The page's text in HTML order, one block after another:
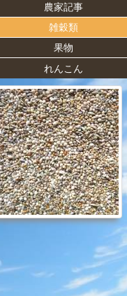
農家記事
雑穀類
果物
れんこん